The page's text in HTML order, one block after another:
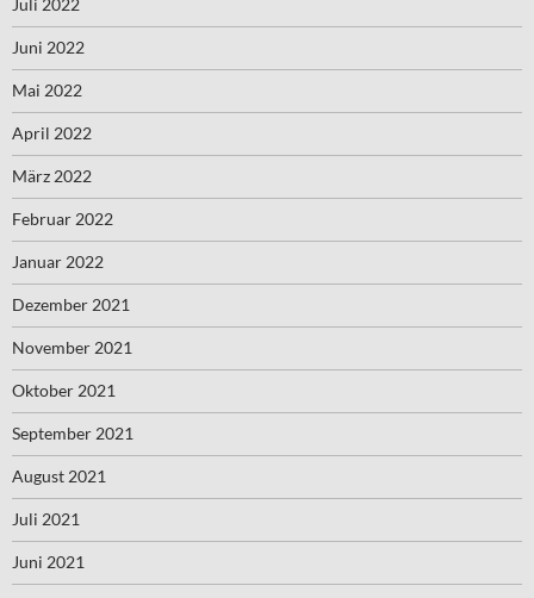
Juli 2022
Juni 2022
Mai 2022
April 2022
März 2022
Februar 2022
Januar 2022
Dezember 2021
November 2021
Oktober 2021
September 2021
August 2021
Juli 2021
Juni 2021